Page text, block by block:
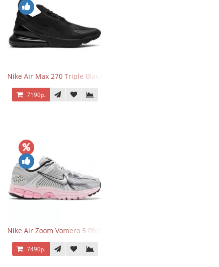
Nike Air Max 270 Triple Black
7190р.
Nike Air Zoom Vomero 5 Photon Dust Pink Foam
7490р.